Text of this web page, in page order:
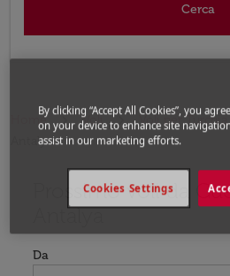
Cerca
Home Voli Voli per Turchia
Antalya
Prossimo voli da
Antalya
Da
Prova ad aggiornare il tuo
By clicking “Accept All Cookies”, you
on your device to enhance site
assist in our marketing efforts.
Cookies Settings